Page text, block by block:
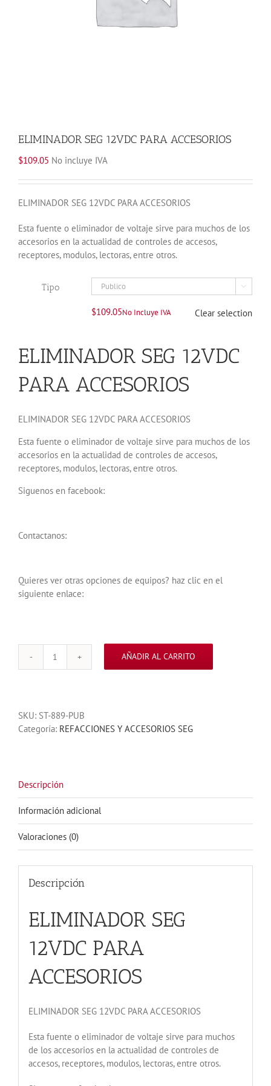
ELIMINADOR SEG 12VDC PARA ACCESORIOS
$109.05 No incluye IVA
ELIMINADOR SEG 12VDC PARA ACCESORIOS
Esta fuente o eliminador de voltaje sirve para muchos de los
accesorios en la actualidad de controles de accesos,
receptores, modulos, lectoras, entre otros.
Tipo 
$109.05No Incluye IVA Clear selection
ELIMINADOR SEG 12VDC
PARA ACCESORIOS
ELIMINADOR SEG 12VDC PARA ACCESORIOS
Esta fuente o eliminador de voltaje sirve para muchos de los
accesorios en la actualidad de controles de accesos,
receptores, modulos, lectoras, entre otros.
Siguenos en facebook:
Contactanos:
Quieres ver otras opciones de equipos? haz clic en el
siguiente enlace:
ELIMINADOR
ACCESORIOS
cantidad
AÑADIR AL CARRITO
SKU: ST-889-PUB
Categoría: REFACCIONES Y ACCESORIOS SEG
Descripción
Información adicional
Valoraciones (0)
Descripción
ELIMINADOR SEG
12VDC PARA
ACCESORIOS
ELIMINADOR SEG 12VDC PARA ACCESORIOS
Esta fuente o eliminador de voltaje sirve para muchos
de los accesorios en la actualidad de controles de
accesos, receptores, modulos, lectoras, entre otros.